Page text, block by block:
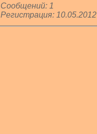
Сообщений: 1
Регистрация: 10.05.2012